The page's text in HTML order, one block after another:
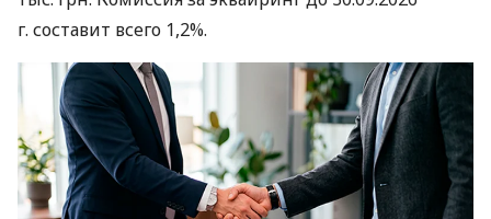
г. составит всего 1,2%.